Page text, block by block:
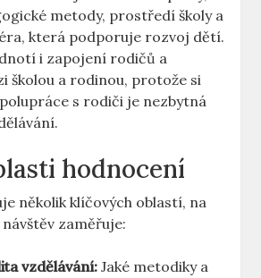
metody, prostředí školy⁢ a
která podporuje rozvoj dětí.
i zapojení rodičů‌ a
školou‍ a ‌rodinou, protože si
s rodiči je ⁢nezbytná
hodnocení
několik klíčových oblastí, ​na
zaměřuje:
vzdělávání: Jaké ⁣metodiky a